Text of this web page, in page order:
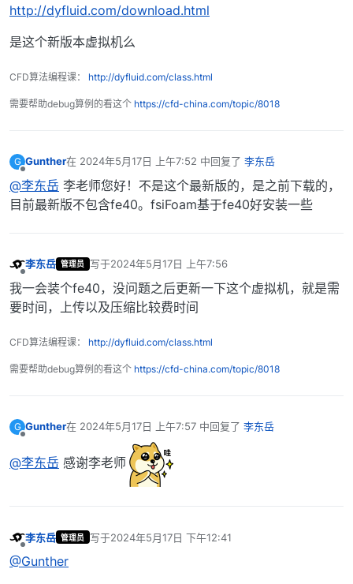
http://dyfluid.com/download.html
是这个新版本虚拟机么
CFD算法编程课： http://dyfluid.com/class.html
需要帮助debug算例的看这个 https://cfd-china.com/topic/8018
G
离线
Gunther在 2024年5月17日 上午7:52 中回复了 李东岳
最后由 编辑
@李东岳 李老师您好！不是这个最新版的，是之前下载的，
目前最新版不包含fe40。fsiFoam基于fe40好安装一些
离线
李东岳 管理员 写于2024年5月17日 上午7:56
最后由 编辑
我一会装个fe40，没问题之后更新一下这个虚拟机，就是需
要时间，上传以及压缩比较费时间
CFD算法编程课： http://dyfluid.com/class.html
需要帮助debug算例的看这个 https://cfd-china.com/topic/8018
G Gunther在 2024年5月17日 上午7:57 中回复了 李东岳
最后由 编辑
@李东岳 感谢李老师
李东岳 管理员 写于2024年5月17日 下午12:41
最后由 编辑
@Gunther